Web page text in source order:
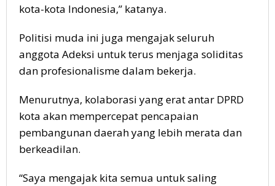
kota-kota Indonesia,” katanya.
Politisi muda ini juga mengajak seluruh
anggota Adeksi untuk terus menjaga soliditas
dan profesionalisme dalam bekerja.
Menurutnya, kolaborasi yang erat antar DPRD
kota akan mempercepat pencapaian
pembangunan daerah yang lebih merata dan
berkeadilan.
“Saya mengajak kita semua untuk saling